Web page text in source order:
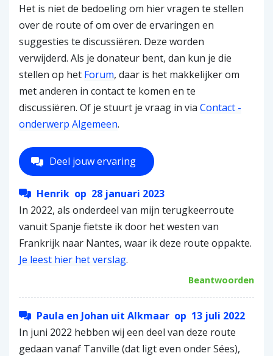
Het is niet de bedoeling om hier vragen te stellen
over de route of om over de ervaringen en
suggesties te discussiëren. Deze worden
verwijderd. Als je donateur bent, dan kun je die
stellen op het Forum, daar is het makkelijker om
met anderen in contact te komen en te
discussiëren. Of je stuurt je vraag in via Contact -
onderwerp Algemeen.
Deel jouw ervaring
Henrik op 28 januari 2023
In 2022, als onderdeel van mijn terugkeerroute
vanuit Spanje fietste ik door het westen van
Frankrijk naar Nantes, waar ik deze route oppakte.
Je leest hier het verslag.
Beantwoorden
Paula en Johan uit Alkmaar op 13 juli 2022
In juni 2022 hebben wij een deel van deze route
gedaan vanaf Tanville (dat ligt even onder Sées),